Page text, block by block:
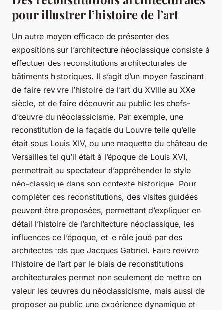
pour illustrer l’histoire de l’art
Un autre moyen efficace de présenter des
expositions sur l’architecture néoclassique consiste à
effectuer des reconstitutions architecturales de
bâtiments historiques. Il s’agit d’un moyen fascinant
de faire revivre l’histoire de l’art du XVIIIe au XXe
siècle, et de faire découvrir au public les chefs-
d’œuvre du néoclassicisme. Par exemple, une
reconstitution de la façade du Louvre telle qu’elle
était sous Louis XIV, ou une maquette du château de
Versailles tel qu’il était à l’époque de Louis XVI,
permettrait au spectateur d’appréhender le style
néo-classique dans son contexte historique. Pour
compléter ces reconstitutions, des visites guidées
peuvent être proposées, permettant d’expliquer en
détail l’histoire de l’architecture néoclassique, les
influences de l’époque, et le rôle joué par des
architectes tels que Jacques Gabriel. Faire revivre
l’histoire de l’art par le biais de reconstitutions
architecturales permet non seulement de mettre en
valeur les œuvres du néoclassicisme, mais aussi de
proposer au public une expérience dynamique et